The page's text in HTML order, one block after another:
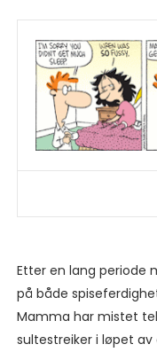
Etter en lang
på både
Mamma har mistet
sultestreiker i løpet